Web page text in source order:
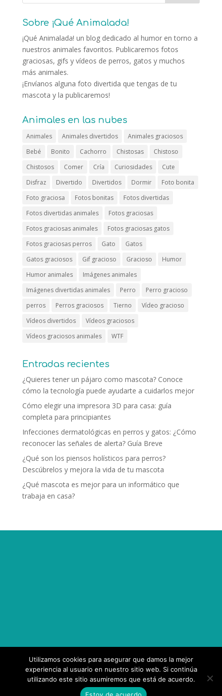
Sobre ¡Qué Animalada!
¡Qué Animalada! un blog dedicado al humor en torno a
nuestros animales favoritos. Publicaremos fotos
graciosas, gifs y vídeos de perros, gatos y muchos
más animales.
¡Envíanos alguna foto divertida que tengas de tu
mascota y la publicaremos!
Animales en las nubes
Animales Animales divertidos
Animales graciosos
Bebé
Bonito Cachorro Chistosas
Chistoso
Chistosos
Comer Cría Curiosidades
Cute
Disfraz
Divertido Divertidos Dormir
Foto bonita
Foto graciosa
Fotos bonitas
Fotos divertidas
Fotos divertidas animales
Fotos graciosas
Fotos graciosas animales
Fotos graciosas gatos
Fotos graciosas perros
Gato
Gatos
Gatos graciosos
Gif gracioso Gracioso
Humor
Humor animales
Imágenes animales
Imágenes divertidas animales
Perro
Perro gracioso
perros
Perros graciosos Tierno
Vídeo gracioso
Vídeos divertidos
Vídeos graciosos
Vídeos graciosos animales
WTF
Entradas recientes
¿Quieres tener un pájaro como mascota? Conoce
cómo la tecnología puede ayudarte a cuidarlos mejor
Cómo elegir una impresora 3D para casa: guía
completa para principiantes
Infecciones dermatológicas en perros y gatos: ¿Cómo
reconocer las señales de alerta? Guía Breve
¿Qué son los piensos holísticos para perros?
Descúbrelos y mejora la vida de tu mascota
¿Qué mascota es mejor para un informático que
trabaja en casa?
Diseñado por Elegant Themes| Desarrollado por
Utilizamos cookies para asegurar que damos la mejor
experiencia al usuario en nuestro sitio web. Si continúa
utilizando este sitio asumiremos que está de acuerdo.
Estoy de acuerdo